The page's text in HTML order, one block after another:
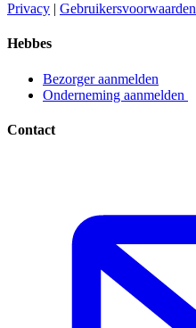
Privacy​​​​‌ ‍ ​‍​‍‌‍ ‌ ​‍‌‍‍‌‌‍‌ ‌‍‍‌‌‍ ‍​‍​‍​ ‍‍​‍​‍‌ ​ ‌‍​‌‌‍ ‍‌‍‍‌‌ ‌​‌ ‍‌​‍ ‍‌‍‍‌‌‍ ​‍​‍​‍ ​​‍​‍‌‍‍​‌ ​‍‌‍‌‌‌‍‌‍​‍​‍​ ‍‍​‍​‍‌‍‍​‌ ‌​‌ ‌​‌ ​​​ ‍‍​‍ ​‍ ‌‍ ​‌‍ ‌‍​ ‌‍​‌‌‍ ​‌‍‍​‌‍ ‌ ​ ‌ ‌​​ ‍‍​ ​ ​ ​ ​ ​ ​ ​ ​‍ ‌‍‍‌‌‍ ‍‌ ‌​‌‍‌‌‌‍ ‍‌ ‌​​‍ ‌‍‌‌‌‍‌​‌‍‍‌‌ ‌​​‍ ‌‍ ‌‌‍ ‌‍‌​‌‍‌‌​ ‌‌ ​​‌ ​‍‌‍‌‌‌ ​ ‌‍‌‌‌‍ ‍‌ ‌​‌‍​‌‌ ‌​‌‍‍‌‌‍ ‌‍ ‍​ ‍ ‌‍‍‌‌‍‌​​ ‌‌‍‌ ‌‍ ​‌‍ ‌‍​‍‌‍​‌‌‍ ​​ ‍ ‌ ‌​‌ ‍‌‌ ​​‌‍‌‌​ ‌‌‍‌ ‌‍ ​‌‍ ‌‍​‍‌‍​‌‌‍ ​​ ‍ ‌ ​​‌‍​‌‌ ‌​‌‍‍​​ ‌‌‍‌‍‌‍ ‌‍ ‌ ‌​‌‍‌‌‌ ​‍​‍ ‍‌‍ ​‌‍‌‌‌‍‌ ‌‍​‌‌‍ ​​‍‌‌​ ‌‌‌​​‍‌‌ ‌‍‍ ‌‍‌‌‌ ‍‌​‍‌‌​ ​ ‌​‌​​‍‌‌​ ​ ‌​‌​​‍‌‌​ ​‍​ ​‍​ ​‌​ ‍​‌‍‌‌​ ‌‍‌‍‌​‌‍‌‌‌‍‌‌​ ‌‍​ ​ ​ ‍‌​ ‌‌​ ‌​​‍‌‌​ ​‍​ ​‍​‍‌‌​ ‌‌‌​‌​​‍ ‍‌‍ ​‌‍​‌‌‍​‍‌‍‌‌‌‍ ​​ ‌‍​‍‌‍​‌‌ ​ ‌‍‌‌‌‌‌‌‌ ​‍‌‍ ​​ ‌‌‍‍​‌ ‌​‌ ‌​‌ ​​​‍‌‌​ ​ ‌​​‌​‍‌‌​ ​‍‌​‌‍​‍‌‌​ ​‍‌​‌‍‌‍ ​‌‍ ‌‍​ ‌‍​‌‌‍ ​‌‍‍​‌‍ ‌ ​ ‌ ‌​​‍‌‌​ ​ ‌​​‌​ ​ ​ ​ ​ ​ ​ ​ ​‍‌‍‌‍‍‌‌‍‌​​ ‌‌‍‌ ‌‍ ​‌‍ ‌‍​‍‌‍​‌‌‍ ​​‍‌‍‌ ‌​‌ ‍‌‌ ​​‌‍‌‌​ ‌‌‍‌ ‌‍ ​‌‍ ‌‍​‍‌‍​‌‌‍ ​​‍‌‍‌ ​​‌‍​‌‌ ‌​‌‍‍​​ ‌‌‍‌‍‌‍ ‌‍ ‌ ‌​‌‍‌‌‌ ​‍​‍ ‍‌‍ ​‌‍‌‌‌‍‌ ‌‍​‌‌‍ ​​‍‌‌​ ‌‌‌​​‍‌‌ ‌‍‍ ‌‍‌‌‌ ‍‌​‍‌‌​ ​ ‌​‌​​‍‌‌​ ​ ‌​‌​​‍‌‌​ ​‍​ ​‍​ ​‌​ ‍​‌‍‌‌​ ‌‍‌‍‌​‌‍‌‌‌‍‌‌​ ‌‍​ ​ ​ ‍‌​ ‌‌​ ‌​​‍‌‌​ ​‍​ ​‍​‍‌‌​ ‌‌‌​‌​​‍ ‍‌‍ ​‌‍​‌‌‍​‍‌‍‌‌‌‍ ​​‍‌‍‌ ​​‌‍‌‌‌ ​‍‌ ​ ‌ ​​‌‍‌‌‌‍​ ‌ ‌​‌‍‍‌‌ ‌‍‌‍‌‌​ ‌‌ ​​‌ ‌‌‌‍​‍‌‍ ​‌‍‍‌‌ ​ ‌‍‍​‌‍‌‌‌‍‌​​‍​‍‌ ‌ | Gebruikersvoorwaarden​​​​‌ ‍ ​‍​‍‌‍ ‌ ​‍‌‍‍‌‌‍‌ ‌‍‍‌‌‍ ‍​‍​‍​ ‍‍​‍​‍‌ ​ ‌‍​‌‌‍ ‍‌‍‍‌‌ ‌​‌ ‍‌​‍ ‍‌‍‍‌‌‍ ​‍​‍​‍ ​​‍​‍‌‍‍​‌ ​‍‌‍‌‌‌‍‌‍​‍​‍​ ‍‍​‍​‍‌‍‍​‌ ‌​‌ ‌​‌ ​​​ ‍‍​‍ ​‍ ‌‍ ​‌‍ ‌‍​ ‌‍​‌‌‍ ​‌‍‍​‌‍ ‌ ​ ‌ ‌​​ ‍‍​ ​ ​ ​ ​ ​ ​ ​ ​‍ ‌‍‍‌‌‍ ‍‌ ‌​‌‍‌‌‌‍ ‍‌ ‌​​‍ ‌‍‌‌‌‍‌​‌‍‍‌‌ ‌​​‍ ‌‍ ‌‌‍ ‌‍‌​‌‍‌‌​ ‌‌ ​​‌ ​‍‌‍‌‌‌ ​ ‌‍‌‌‌‍ ‍‌ ‌​‌‍​‌‌ ‌​‌‍‍‌‌‍ ‌‍ ‍​ ‍ ‌‍‍‌‌‍‌​​ ‌‌‍‌ ‌‍ ​‌‍ ‌‍​‍‌‍​‌‌‍ ​​ ‍ ‌ ‌​‌ ‍‌‌ ​​‌‍‌‌​ ‌‌‍‌ ‌‍ ​‌‍ ‌‍​‍‌‍​‌‌‍ ​​ ‍ ‌ ​​‌‍​‌‌ ‌​‌‍‍​​ ‌‌‍‌‍‌‍ ‌‍ ‌ ‌​‌‍‌‌‌ ​‍​‍ ‍‌‍ ​‌‍‌‌‌‍‌ ‌‍​‌‌‍ ​​‍‌‌​ ‌‌‌​​‍‌‌ ‌‍‍ ‌‍‌‌‌ ‍‌​‍‌‌​ ​ ‌​‌​​‍‌‌​ ​ ‌​‌​​‍‌‌​ ​‍​ ​‍​ ​​‌‍​ ‌‍‌‍​ ‌‍​ ‌​‌‍‌​​ ​ ‌‍‌‌​ ​ ​ ​‌​ ‍‌​ ​‍​‍‌‌​ ​‍​ ​‍​‍‌‌​ ‌‌‌​‌​​‍ ‍‌‍ ​‌‍​‌‌‍​‍‌‍‌‌‌‍ ​​ ‌‍​‍‌‍​‌‌ ​ ‌‍‌‌‌‌‌‌‌ ​‍‌‍ ​​ ‌‌‍‍​‌ ‌​‌ ‌​‌ ​​​‍‌‌​ ​ ‌​​‌​‍‌‌​ ​‍‌​‌‍​‍‌‌​ ​‍‌​‌‍‌‍ ​‌‍ ‌‍​ ‌‍​‌‌‍ ​‌‍‍​‌‍ ‌ ​ ‌ ‌​​‍‌‌​ ​ ‌​​‌​ ​ ​ ​ ​ ​ ​ ​ ​‍‌‍‌‍‍‌‌‍‌​​ ‌‌‍‌ ‌‍ ​‌‍ ‌‍​‍‌‍​‌‌‍ ​​‍‌‍‌ ‌​‌ ‍‌‌ ​​‌‍‌‌​ ‌‌‍‌ ‌‍ ​‌‍ ‌‍​‍‌‍​‌‌‍ ​​‍‌‍‌ ​​‌‍​‌‌ ‌​‌‍‍​​ ‌‌‍‌‍‌‍ ‌‍ ‌ ‌​‌‍‌‌‌ ​‍​‍ ‍‌‍ ​‌‍‌‌‌‍‌ ‌‍​‌‌‍ ​​‍‌‌​ ‌‌‌​​‍‌‌ ‌‍‍ ‌‍‌‌‌ ‍‌​‍‌‌​ ​ ‌​‌​​‍‌‌​ ​ ‌​‌​​‍‌‌​ ​‍​ ​‍​ ​​‌‍​ ‌‍‌‍​ ‌‍​ ‌​‌‍‌​​ ​ ‌‍‌‌​ ​ ​ ​‌​ ‍‌​ ​‍​‍‌‌​ ​‍​ ​‍​‍‌‌​ ‌‌‌​‌​​‍ ‍‌‍ ​‌‍​‌‌‍​‍‌‍‌‌‌‍ ​​‍‌‍‌ ​​‌‍‌‌‌ ​‍‌ ​ ‌ ​​‌‍‌‌‌‍​ ‌ ‌​‌‍‍‌‌ ‌‍‌‍‌‌​ ‌‌ ​​‌ ‌‌‌‍​‍‌‍ ​‌‍‍‌‌ ​ ‌‍‍​‌‍‌‌‌‍‌​​‍​‍‌ ‌
Hebbes
Bezorger aanmelden​​​​‌ ‍ ​‍​‍‌‍ ‌ ​‍‌‍‍‌‌‍‌ ‌‍‍‌‌‍ ‍​‍​‍​ ‍‍​‍​‍‌ ​ ‌‍​‌‌‍ ‍‌‍‍‌‌ ‌​‌ ‍‌​‍ ‍‌‍‍‌‌‍ ​‍​‍​‍ ​​‍​‍‌‍‍​‌ ​‍‌‍‌‌‌‍‌‍​‍​‍​ ‍‍​‍​‍‌‍‍​‌ ‌​‌ ‌​‌ ​​​ ‍‍​‍ ​‍ ‌‍ ​‌‍ ‌‍​ ‌‍​‌‌‍ ​‌‍‍​‌‍ ‌ ​ ‌ ‌​​ ‍‍​ ​ ​ ​ ​ ​ ​ ​ ​‍ ‌‍‍‌‌‍ ‍‌ ‌​‌‍‌‌‌‍ ‍‌ ‌​​‍ ‌‍‌‌‌‍‌​‌‍‍‌‌ ‌​​‍ ‌‍ ‌‌‍ ‌‍‌​‌‍‌‌​ ‌‌ ​​‌ ​‍‌‍‌‌‌ ​ ‌‍‌‌‌‍ ‍‌ ‌​‌‍​‌‌ ‌​‌‍‍‌‌‍ ‌‍ ‍​ ‍ ‌‍‍‌‌‍‌​​ ‌‌‍‌ ‌‍ ​‌‍ ‌‍​‍‌‍​‌‌‍ ​​ ‍ ‌ ‌​‌ ‍‌‌ ​​‌‍‌‌​ ‌‌‍‌ ‌‍ ​‌‍ ‌‍​‍‌‍​‌‌‍ ​​ ‍ ‌ ​​‌‍​‌‌ ‌​‌‍‍​​ ‌‌‍‌‍‌‍ ‌‍ ‌ ‌​‌‍‌‌‌ ​‍​‍ ‍‌ ​​‌‍​‌‌‍‌ ‌‍‌‌‌ ​ ​‍‌‌​ ‌‌‌​​‍‌‌ ‌‍‍ ‌‍‌‌‌ ‍‌​‍‌‌​ ​ ‌​‌​​‍‌‌​ ​ ‌​‌​​‍‌‌​ ​‍​ ​‍​ ‌ ​ ​‌‌‍​‍‌‍​ ​ ‌‌​ ‌ ​ ​‌​ ​‍​ ‌​​ ​​‌‍‌‌​ ‍‌​‍‌‌​ ​‍​ ​‍​‍‌‌​ ‌‌‌​‌​​‍ ‍‌‍ ​‌‍​‌‌‍​‍‌‍‌‌‌‍ ​​ ‌‍​‍‌‍​‌‌ ​ ‌‍‌‌‌‌‌‌‌ ​‍‌‍ ​​ ‌‌‍‍​‌ ‌​‌ ‌​‌ ​​​‍‌‌​ ​ ‌​​‌​‍‌‌​ ​‍‌​‌‍​‍‌‌​ ​‍‌​‌‍‌‍ ​‌‍ ‌‍​ ‌‍​‌‌‍ ​‌‍‍​‌‍ ‌ ​ ‌ ‌​​‍‌‌​ ​ ‌​​‌​ ​ ​ ​ ​ ​ ​ ​ ​‍‌‍‌‍‍‌‌‍‌​​ ‌‌‍‌ ‌‍ ​‌‍ ‌‍​‍‌‍​‌‌‍ ​​‍‌‍‌ ‌​‌ ‍‌‌ ​​‌‍‌‌​ ‌‌‍‌ ‌‍ ​‌‍ ‌‍​‍‌‍​‌‌‍ ​​‍‌‍‌ ​​‌‍​‌‌ ‌​‌‍‍​​ ‌‌‍‌‍‌‍ ‌‍ ‌ ‌​‌‍‌‌‌ ​‍​‍ ‍‌ ​​‌‍​‌‌‍‌ ‌‍‌‌‌ ​ ​‍‌‌​ ‌‌‌​​‍‌‌ ‌‍‍ ‌‍‌‌‌ ‍‌​‍‌‌​ ​ ‌​‌​​‍‌‌​ ​ ‌​‌​​‍‌‌​ ​‍​ ​‍​ ‌ ​ ​‌‌‍​‍‌‍​ ​ ‌‌​ ‌ ​ ​‌​ ​‍​ ‌​​ ​​‌‍‌‌​ ‍‌​‍‌‌​ ​‍​ ​‍​‍‌‌​ ‌‌‌​‌​​‍ ‍‌‍ ​‌‍​‌‌‍​‍‌‍‌‌‌‍ ​​‍‌‍‌ ​​‌‍‌‌‌ ​‍‌ ​ ‌ ​​‌‍‌‌‌‍​ ‌ ‌​‌‍‍‌‌ ‌‍‌‍‌‌​ ‌‌ ​​‌ ‌‌‌‍​‍‌‍ ​‌‍‍‌‌ ​ ‌‍‍​‌‍‌‌‌‍‌​​‍​‍‌ ‌
Onderneming aanmelden ​​​​‌ ‍ ​‍​‍‌‍ ‌ ​‍‌‍‍‌‌‍‌ ‌‍‍‌‌‍ ‍​‍​‍​ ‍‍​‍​‍‌ ​ ‌‍​‌‌‍ ‍‌‍‍‌‌ ‌​‌ ‍‌​‍ ‍‌‍‍‌‌‍ ​‍​‍​‍ ​​‍​‍‌‍‍​‌ ​‍‌‍‌‌‌‍‌‍​‍​‍​ ‍‍​‍​‍‌‍‍​‌ ‌​‌ ‌​‌ ​​​ ‍‍​‍ ​‍ ‌‍ ​‌‍ ‌‍​ ‌‍​‌‌‍ ​‌‍‍​‌‍ ‌ ​ ‌ ‌​​ ‍‍​ ​ ​ ​ ​ ​ ​ ​ ​‍ ‌‍‍‌‌‍ ‍‌ ‌​‌‍‌‌‌‍ ‍‌ ‌​​‍ ‌‍‌‌‌‍‌​‌‍‍‌‌ ‌​​‍ ‌‍ ‌‌‍ ‌‍‌​‌‍‌‌​ ‌‌ ​​‌ ​‍‌‍‌‌‌ ​ ‌‍‌‌‌‍ ‍‌ ‌​‌‍​‌‌ ‌​‌‍‍‌‌‍ ‌‍ ‍​ ‍ ‌‍‍‌‌‍‌​​ ‌‌‍‌ ‌‍ ​‌‍ ‌‍​‍‌‍​‌‌‍ ​​ ‍ ‌ ‌​‌ ‍‌‌ ​​‌‍‌‌​ ‌‌‍‌ ‌‍ ​‌‍ ‌‍​‍‌‍​‌‌‍ ​​ ‍ ‌ ​​‌‍​‌‌ ‌​‌‍‍​​ ‌‌‍‌‍‌‍ ‌‍ ‌ ‌​‌‍‌‌‌ ​‍​‍ ‍‌ ​​‌‍​‌‌‍‌ ‌‍‌‌‌ ​ ​‍‌‌​ ‌‌‌​​‍‌‌ ‌‍‍ ‌‍‌‌‌ ‍‌​‍‌‌​ ​ ‌​‌​​‍‌‌​ ​ ‌​‌​​‍‌‌​ ​‍​ ​‍​ ‌ ​ ‌ ​ ‍‌​ ​ ​ ​‌‌‍​ ‌‍​‌​ ‌‍​ ​‌‌‍​‍​ ‌‍‌‍​ ​‍‌‌​ ​‍​ ​‍​‍‌‌​ ‌‌‌​‌​​‍ ‍‌‍ ​‌‍​‌‌‍​‍‌‍‌‌‌‍ ​​ ‌‍​‍‌‍​‌‌ ​ ‌‍‌‌‌‌‌‌‌ ​‍‌‍ ​​ ‌‌‍‍​‌ ‌​‌ ‌​‌ ​​​‍‌‌​ ​ ‌​​‌​‍‌‌​ ​‍‌​‌‍​‍‌‌​ ​‍‌​‌‍‌‍ ​‌‍ ‌‍​ ‌‍​‌‌‍ ​‌‍‍​‌‍ ‌ ​ ‌ ‌​​‍‌‌​ ​ ‌​​‌​ ​ ​ ​ ​ ​ ​ ​ ​‍‌‍‌‍‍‌‌‍‌​​ ‌‌‍‌ ‌‍ ​‌‍ ‌‍​‍‌‍​‌‌‍ ​​‍‌‍‌ ‌​‌ ‍‌‌ ​​‌‍‌‌​ ‌‌‍‌ ‌‍ ​‌‍ ‌‍​‍‌‍​‌‌‍ ​​‍‌‍‌ ​​‌‍​‌‌ ‌​‌‍‍​​ ‌‌‍‌‍‌‍ ‌‍ ‌ ‌​‌‍‌‌‌ ​‍​‍ ‍‌ ​​‌‍​‌‌‍‌ ‌‍‌‌‌ ​ ​‍‌‌​ ‌‌‌​​‍‌‌ ‌‍‍ ‌‍‌‌‌ ‍‌​‍‌‌​ ​ ‌​‌​​‍‌‌​ ​ ‌​‌​​‍‌‌​ ​‍​ ​‍​ ‌ ​ ‌ ​ ‍‌​ ​ ​ ​‌‌‍​ ‌‍​‌​ ‌‍​ ​‌‌‍​‍​ ‌‍‌‍​ ​‍‌‌​ ​‍​ ​‍​‍‌‌​ ‌‌‌​‌​​‍ ‍‌‍ ​‌‍​‌‌‍​‍‌‍‌‌‌‍ ​​‍‌‍‌ ​​‌‍‌‌‌ ​‍‌ ​ ‌ ​​‌‍‌‌‌‍​ ‌ ‌​‌‍‍‌‌ ‌‍‌‍‌‌​ ‌‌ ​​‌ ‌‌‌‍​‍‌‍ ​‌‍‍‌‌ ​ ‌‍‍​‌‍‌‌‌‍‌​​‍​‍‌ ‌
Contact